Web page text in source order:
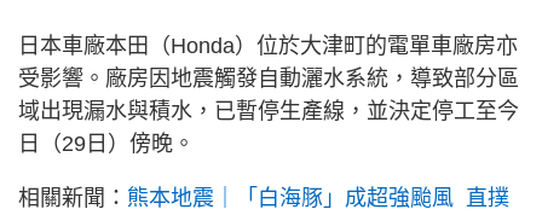
日本車廠本田（Honda）位於大津町的電單車廠房亦
受影響。廠房因地震觸發自動灑水系統，導致部分區
域出現漏水與積水，已暫停生產線，並決定停工至今
日（29日）傍晚。
相關新聞： 熊本地震｜「白海豚」成超強颱風 直撲